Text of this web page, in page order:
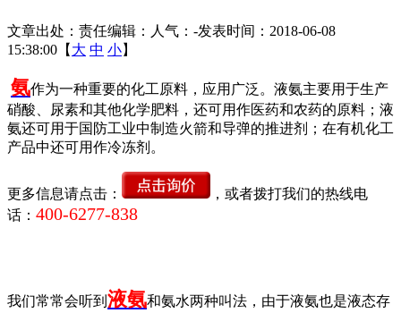
文章出处： 责任编辑： 人气： -发表时间：2018-06-08
15:38:00【 大 中 小】
氨作为一种重要的化工原料，应用广泛。液氨主要用于生产
硝酸、尿素和其他化学肥料，还可用作医药和农药的原料；液
氨还可用于国防工业中制造火箭和导弹的推进剂；在有机化工
产品中还可用作冷冻剂。
更多信息请点击：
，或者拨打我们的热线电
话： 400-6277-838
我们常常会听到 液氨和氨水两种叫法，由于液氨也是液态存